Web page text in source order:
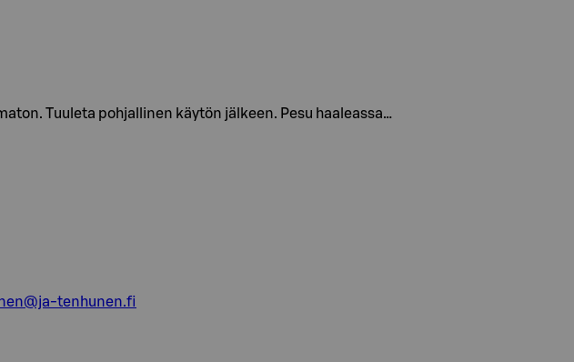
Tuuleta pohjallinen käytön jälkeen. Pesu haaleassa…
tenhunen.fi